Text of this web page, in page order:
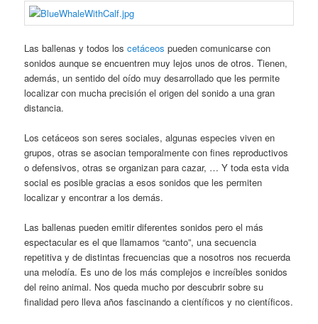
Las ballenas y todos loscetáceos pueden comunicarse con
sonidos aunque se encuentren muy lejos unos de otros. Tienen,
además, un sentido del oído muy desarrollado que les permite
localizar con mucha precisión el origen del sonido a una gran
distancia.
Los cetáceos son seres sociales, algunas especies viven en
grupos, otras se asocian temporalmente con fines reproductivos
o defensivos, otras se organizan para cazar, … Y toda esta vida
social es posible gracias a esos sonidos que les permiten
localizar y encontrar a los demás.
Las ballenas pueden emitir diferentes sonidos pero el más
espectacular es el que llamamos “canto”, una secuencia
repetitiva y de distintas frecuencias que a nosotros nos recuerda
una melodía. Es uno de los más complejos e increíbles sonidos
del reino animal. Nos queda mucho por descubrir sobre su
finalidad pero lleva años fascinando a científicos y no científicos.